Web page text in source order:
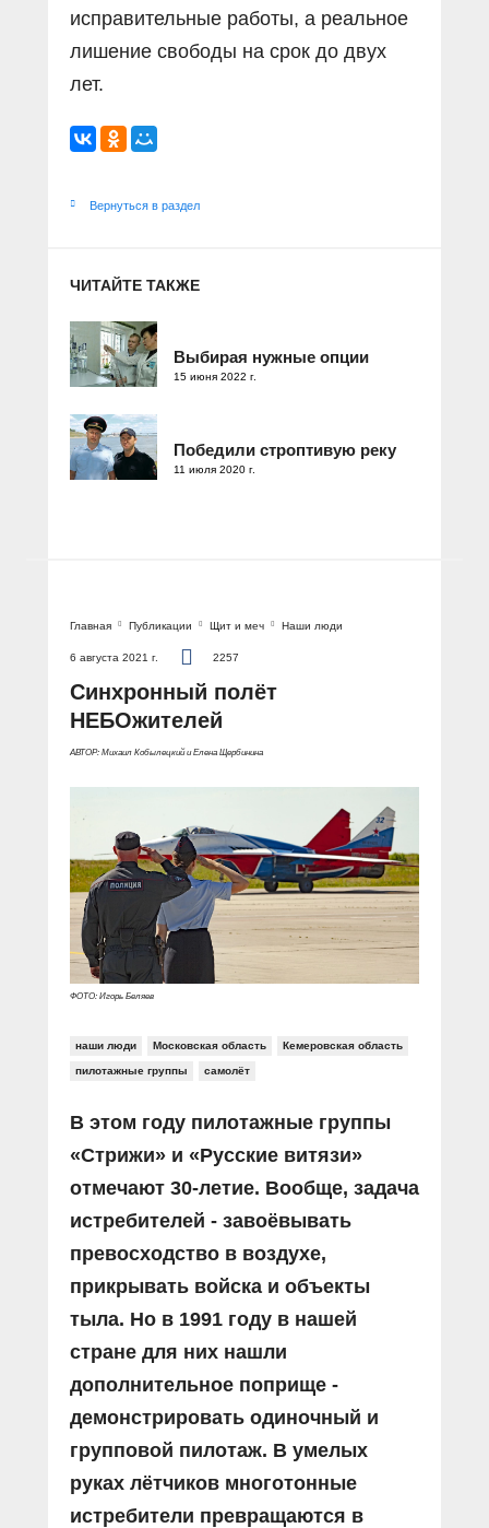
исправительные работы, а реальное
лишение свободы на срок до двух
лет.
Вернуться в раздел
ЧИТАЙТЕ ТАКЖЕ
Выбирая нужные опции
15 июня 2022 г.
Победили строптивую реку
11 июля 2020 г.
Главная Публикации Щит и меч Наши люди
6 августа 2021 г. 2257
Синхронный полёт
НЕБОжителей
АВТОР: Михаил Кобылецкий и Елена Щербинина
ФОТО: Игорь Беляев
наши люди Московская область Кемеровская область
пилотажные группы самолёт
В этом году пилотажные группы
«Стрижи» и «Русские витязи»
отмечают 30-летие. Вообще, задача
истребителей - завоёвывать
превосходство в воздухе,
прикрывать войска и объекты
тыла. Но в 1991 году в нашей
стране для них нашли
дополнительное поприще -
демонстрировать одиночный и
групповой пилотаж. В умелых
руках лётчиков многотонные
истребители превращаются в